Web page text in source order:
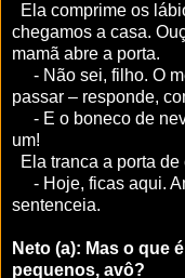
Ela comprime os
chegamos a casa.
mamã abre a porta.
- Não sei, filho. O
passar – responde,
- E o boneco de
um!
Ela tranca a porta
- Hoje, ficas aqui.
sentenceia.
Neto (a): Mas o que
pequenos, avô?